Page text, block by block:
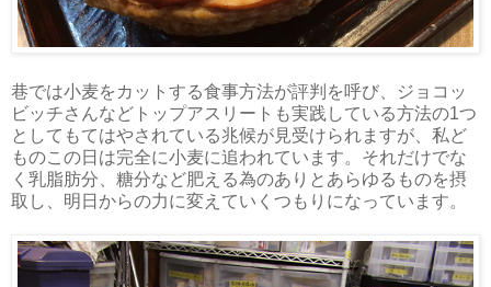
巷では小麦をカットする食事方法が評判を呼び、ジョコッ
ビッチさんなどトップアスリートも実践している方法の1つ
としてもてはやされている兆候が見受けられますが、私ど
ものこの日は完全に小麦に追われています。それだけでな
く乳脂肪分、糖分など肥える為のありとあらゆるものを摂
取し、明日からの力に変えていくつもりになっています。